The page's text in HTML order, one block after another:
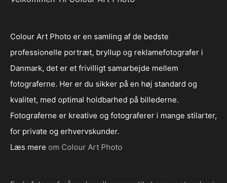
Colour Art Photo er en samling af de bedste
professionelle portræt, bryllup og reklamefotografer i
Danmark, det er et frivilligt samarbejde mellem
fotograferne. Her er du sikker på en høj standard og
kvalitet, med optimal holdbarhed på billederne.
Fotograferne er kreative og fotograferer i mange stilarter,
for private og erhvervskunder.
Læs mere om Colour Art Photo